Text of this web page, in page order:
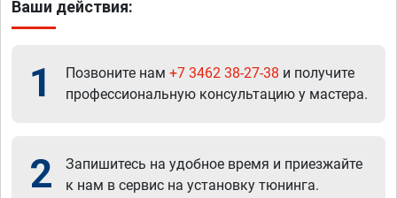
Ваши действия:
1 Позвоните нам +7 3462 38-27-38 и получите
профессиональную консультацию у мастера.
2
Запишитесь на удобное время и приезжайте
к нам в сервис на установку тюнинга.